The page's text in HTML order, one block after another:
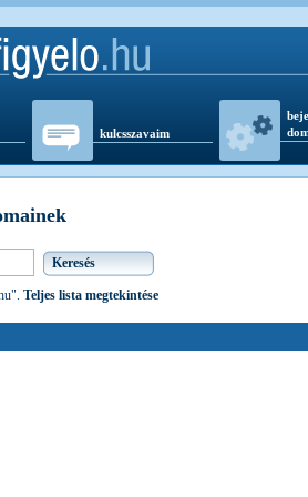
kulcsszavaim
Teljes lista megtekintése